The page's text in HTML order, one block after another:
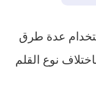
عدة طرق
نوع القلم